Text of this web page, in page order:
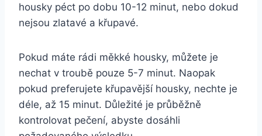
housky péct po dobu 10-12 minut, nebo dokud
nejsou zlatavé a křupavé.
Pokud ⁣máte rádi měkké housky, můžete je​
nechat ⁣v troubě pouze 5-7 minut. Naopak
pokud preferujete křupavější housky, nechte je
déle, až 15 minut. Důležité je průběžně
‍kontrolovat⁤ pečení, abyste dosáhli⁣